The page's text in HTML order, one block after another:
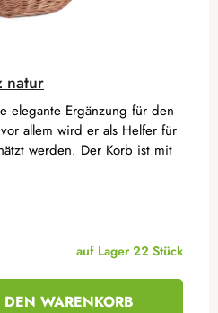
natur
auf Lager 22 Stück
WARENKORB
elegante Ergänzung für den
allem wird er als Helfer für
werden. Der Korb ist mit